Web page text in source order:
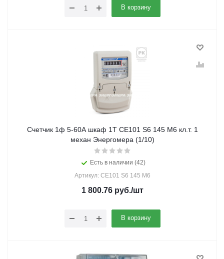
В корзину
Счетчик 1ф 5-60А шкаф 1Т СЕ101 S6 145 M6 кл.т. 1
механ Энергомера (1/10)
Есть в наличии (42)
Артикул: CE101 S6 145 M6
1 800.76 руб./шт
В корзину